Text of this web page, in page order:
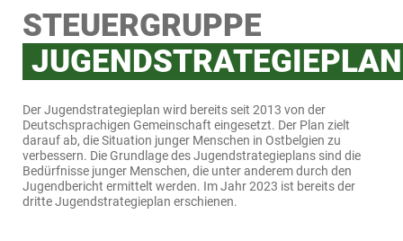
STEUERGRUPPE
JUGENDSTRATEGIEPLAN
Der Jugendstrategieplan wird bereits seit 2013 von der
Deutschsprachigen Gemeinschaft eingesetzt. Der Plan zielt
darauf ab, die Situation junger Menschen in Ostbelgien zu
verbessern. Die Grundlage des Jugendstrategieplans sind die
Bedürfnisse junger Menschen, die unter anderem durch den
Jugendbericht ermittelt werden. Im Jahr 2023 ist bereits der
dritte Jugendstrategieplan erschienen.